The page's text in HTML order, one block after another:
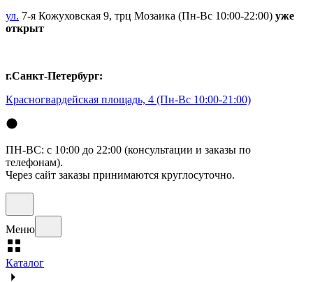
ул. 7-я Кожуховская 9, трц Мозаика (Пн-Вс 10:00-22:00) уже
открыт
г.Санкт-Петербург:
Красногвардейская площадь, 4 (Пн-Вс 10:00-21:00)
ПН-ВС: с 10:00 до 22:00 (консультации и заказы по
телефонам).
Через сайт заказы принимаются круглосуточно.
Меню
Каталог